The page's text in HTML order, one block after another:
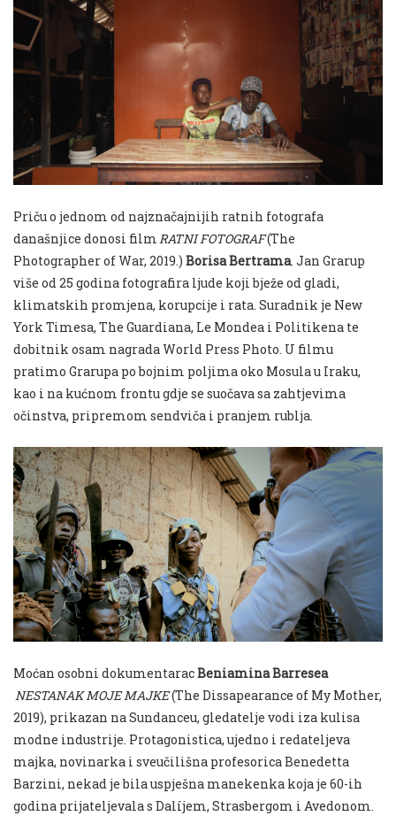
Priču o jednom od najznačajnijih ratnih fotografa
današnjice donosi filmRATNI FOTOGRAF(The
Photographer of War, 2019.) Borisa Bertrama. Jan Grarup
više od25 godina fotografira ljude koji bježe odgladi,
klimatskih promjena, korupcije i rata. Suradnik je New
York Timesa, The Guardiana, Le Mondea i Politikena te
dobitnik osam nagrada World Press Photo. U filmu
pratimo Grarupa po bojnim poljima oko Mosula u Iraku,
kao i na kućnom frontu gdje se suočava sa zahtjevima
očinstva, pripremom sendviča i pranjem rublja.
Moćan osobni dokumentaracBeniamina Barresea
NESTANAK MOJE MAJKE(The Dissapearance of My Mother,
2019), prikazan na Sundanceu, gledatelje vodi iza kulisa
modne industrije. Protagonistica, ujedno i redateljeva
majka, novinarka i sveučilišna profesorica Benedetta
Barzini, nekad je bila uspješna manekenka koja je 60-ih
godina prijateljevala s Dalíjem, Strasbergom i Avedonom.